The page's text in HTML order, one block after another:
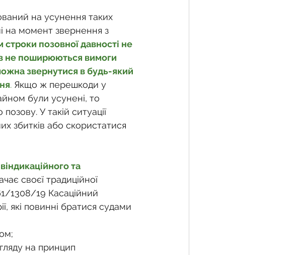
на усунення таких
на момент звернення з
позовної давності не
не поширюються вимоги
звернутися в будь-який
. Якщо ж перешкоди у
були усунені, то
У такій ситуації
збитків або скористатися
та
своєї традиційної
1308/19 Касаційний
які повинні братися судами
на принцип